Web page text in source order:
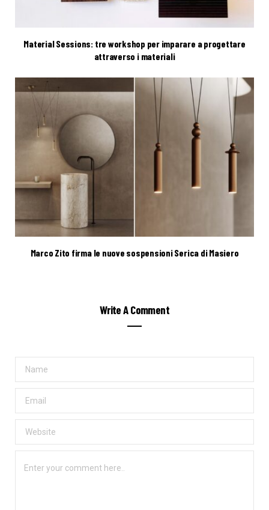
Material Sessions: tre workshop per imparare a progettare
attraverso i materiali
Marco Zito firma le nuove sospensioni Serica di Masiero
Write A Comment